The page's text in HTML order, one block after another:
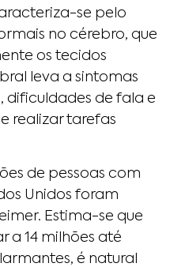
se pelo
no cérebro, que
os tecidos
leva a sintomas
de fala e
realizar tarefas
de pessoas com
Unidos foram
Estima-se que
a 14 milhões até
é natural